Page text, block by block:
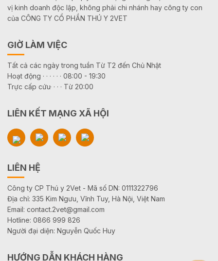
vị kinh doanh độc lập, không phải chi nhánh hay công ty con
của CÔNG TY CỔ PHẦN THÚ Y 2VET
GIỜ LÀM VIỆC
Tất cả các ngày trong tuần Từ T2 đến Chủ Nhật
Hoạt động · · · · · · 08:00 - 19:30
Trực cấp cứu· · · · Từ 20:00
LIÊN KẾT MẠNG XÃ HỘI
LIÊN HỆ
Công ty CP Thú y 2Vet - Mã số DN: 0111322796
Địa chỉ: 335 Kim Ngưu, Vĩnh Tuy, Hà Nội, Việt Nam
Email: contact.2vet@gmail.com
Hotline: 0866 999 826
Người đại diện: Nguyễn Quốc Huy
HƯỚNG DẪN KHÁCH HÀNG